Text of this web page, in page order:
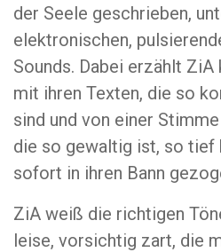
der Seele geschrieben,
elektronischen,
Sounds. Dabei erzählt
mit ihren Texten, die so
sind und von einer
die so gewaltig ist, so tief
sofort in ihren Bann
ZiA weiß die richtigen
leise, vorsichtig zart, die